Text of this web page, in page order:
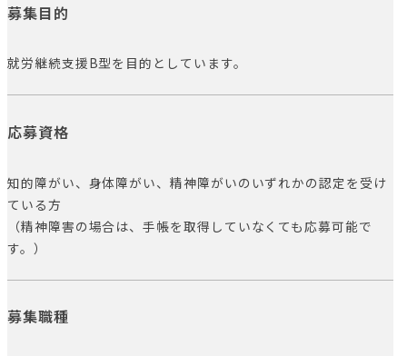
みのりガーデン ユアプレイス
協賛・寄付
募集目的
就労継続支援B型を目的としています。
応募資格
知的障がい、身体障がい、精神障がいのいずれかの認定を受け
ている方
（精神障害の場合は、手帳を取得していなくても応募可能で
す。）
募集職種